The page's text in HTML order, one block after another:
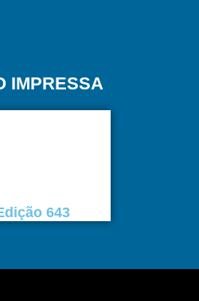
IMPRESSA
643